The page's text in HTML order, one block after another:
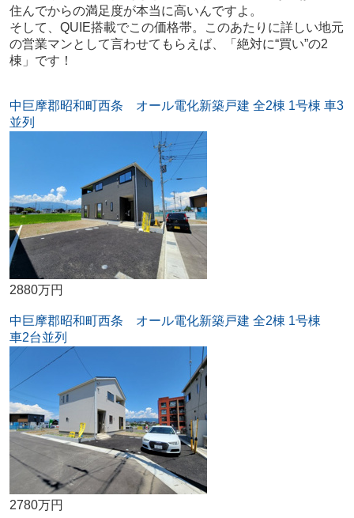
住んでからの満足度が本当に高いんですよ。
そして、QUIE搭載でこの価格帯。このあたりに詳しい地元
の営業マンとして言わせてもらえば、「絶対に“買い”の2
棟」です！
中巨摩郡昭和町西条 オール電化新築戸建 全2棟 1号棟 車3
並列
2880万円
中巨摩郡昭和町西条 オール電化新築戸建 全2棟 1号棟
車2台並列
2780万円